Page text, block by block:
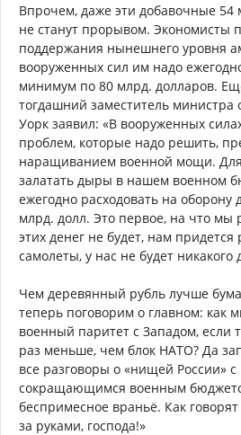
Впрочем, даже эти добавочные 54
не станут прорывом. Экономисты
поддержания нынешнего уровня
вооруженных сил им надо
минимум по 80 млрд. долларов.
тогдашний заместитель
Уорк заявил: «В вооруженных
проблем, которые надо решить,
наращиванием военной мощи. Для
залатать дыры в нашем военном
ежегодно расходовать на оборону
млрд. долл. Это первое, на что мы
этих денег не будет, нам придется
самолеты, у нас не будет никакого
Чем деревянный рубль лучше
теперь поговорим о главном: как
военный паритет с Западом, если
раз меньше, чем блок НАТО? Да
все разговоры о «нищей России»
сокращающимся военным
беспримесное враньё. Как
за руками, господа!»